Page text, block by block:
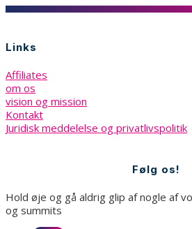
Links
Affiliates
om os
vision og mission
Kontakt
Juridisk meddelelse og privatlivspolitik
Følg os!
Hold øje og gå aldrig glip af nogle af
og summits